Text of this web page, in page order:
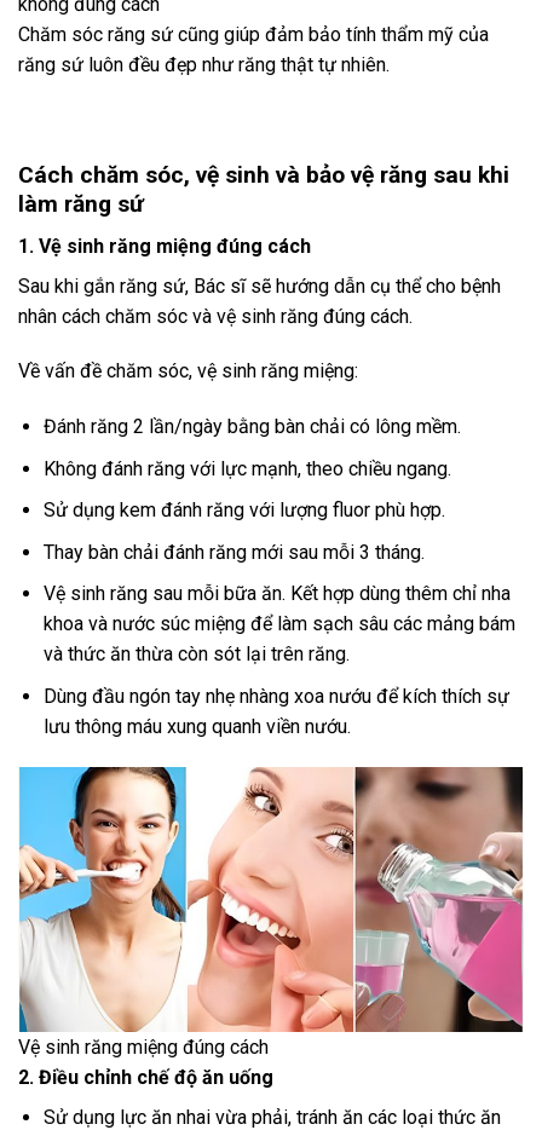
không đúng cách
Chăm sóc răng sứ cũng giúp đảm bảo tính thẩm mỹ của
răng sứ luôn đều đẹp như răng thật tự nhiên.
Cách chăm sóc, vệ sinh và bảo vệ răng sau khi
làm răng sứ
1. Vệ sinh răng miệng đúng cách
Sau khi gắn răng sứ, Bác sĩ sẽ hướng dẫn cụ thể cho bệnh
nhân cách chăm sóc và vệ sinh răng đúng cách.
Về vấn đề chăm sóc, vệ sinh răng miệng:
Đánh răng 2 lần/ngày bằng bàn chải có lông mềm.
Không đánh răng với lực mạnh, theo chiều ngang.
Sử dụng kem đánh răng với lượng fluor phù hợp.
Thay bàn chải đánh răng mới sau mỗi 3 tháng.
Vệ sinh răng sau mỗi bữa ăn. Kết hợp dùng thêm chỉ nha
khoa và nước súc miệng để làm sạch sâu các mảng bám
và thức ăn thừa còn sót lại trên răng.
Dùng đầu ngón tay nhẹ nhàng xoa nướu để kích thích sự
lưu thông máu xung quanh viền nướu.
Vệ sinh răng miệng đúng cách
2. Điều chỉnh chế độ ăn uống
Sử dụng lực ăn nhai vừa phải, tránh ăn các loại thức ăn